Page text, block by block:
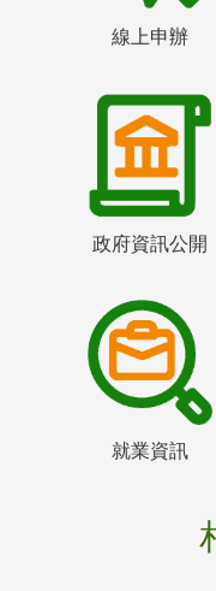
線上申辦
政府資訊公開
就業資訊